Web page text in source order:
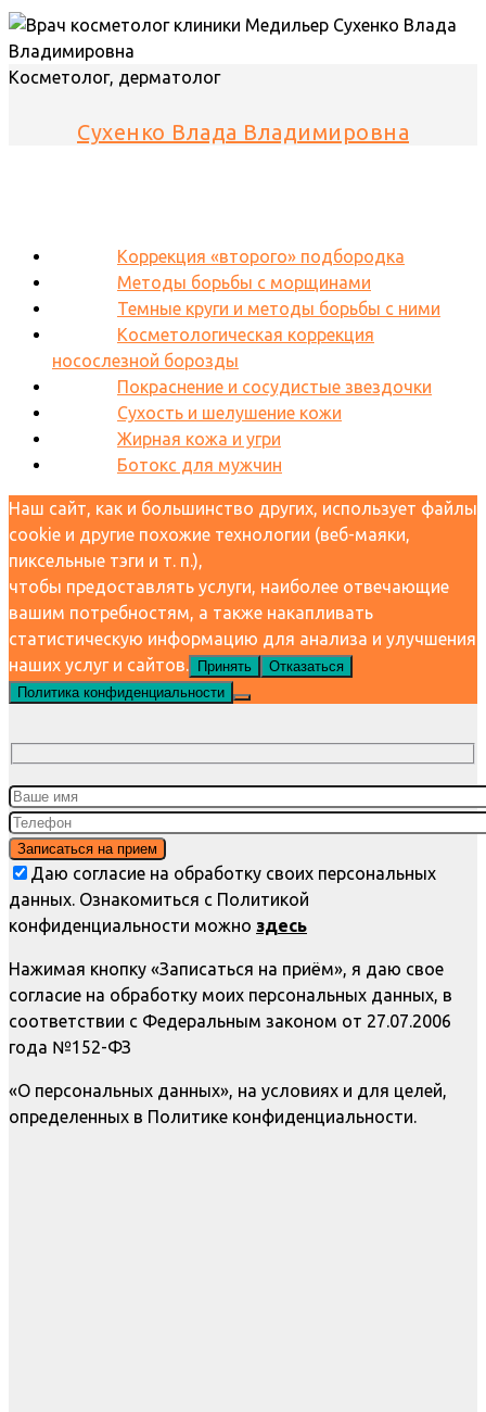
Косметолог, дерматолог
Сухенко Влада Владимировна
Коррекция «второго» подбородка
Методы борьбы с морщинами
Темные круги и методы борьбы с ними
Косметологическая коррекция
носослезной борозды
Покраснение и сосудистые звездочки
Сухость и шелушение кожи
Жирная кожа и угри
Ботокс для мужчин
Наш сайт, как и большинство других, использует файлы
cookie и другие похожие технологии (веб-маяки,
пиксельные тэги и т. п.),
чтобы предоставлять услуги, наиболее отвечающие
вашим потребностям, а также накапливать
статистическую информацию для анализа и улучшения
наших услуг и сайтов.
Принять
Отказаться
Политика конфиденциальности
Даю согласие на обработку своих персональных
данных. Ознакомиться с Политикой
конфиденциальности можно здесь
Нажимая кнопку «Записаться на приём», я даю свое
согласие на обработку моих персональных данных, в
соответствии с Федеральным законом от 27.07.2006
года №152-ФЗ
«О персональных данных», на условиях и для целей,
определенных в Политике конфиденциальности.